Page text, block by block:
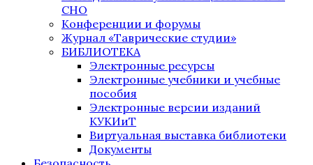
СНО
Конференции и форумы
Журнал «Таврические студии»
БИБЛИОТЕКА
Электронные ресурсы
Электронные учебники и учебные
пособия
Электронные версии изданий
КУКИиТ
Виртуальная выставка библиотеки
Документы